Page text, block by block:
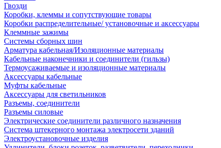
Гвозди
Коробки, клеммы и сопутствующие товары
Коробки распределительные/ установочные и аксессуары
Клеммные зажимы
Системы сборных шин
Арматура кабельная/Изоляционные материалы
Кабельные наконечники и соединители (гильзы)
Термоусаживаемые и изоляционные материалы
Аксессуары кабельные
Муфты кабельные
Аксессуары для светильников
Разъемы, соединители
Разъемы силовые
Электрические соединители различного назначения
Система штекерного монтажа электросети зданий
Электроустановочные изделия